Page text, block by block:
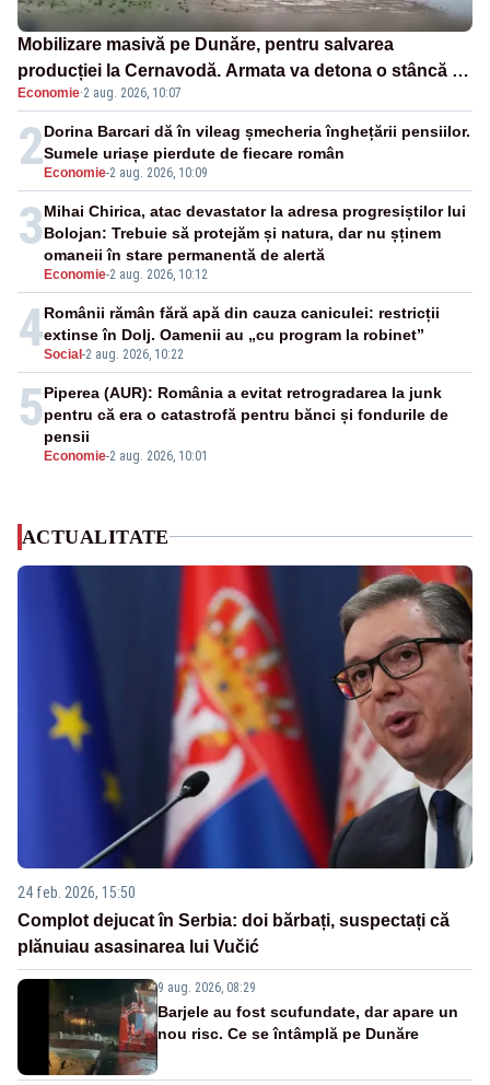
Mobilizare masivă pe Dunăre, pentru salvarea
producției la Cernavodă. Armata va detona o stâncă și
va devia apa fluviului - IMAGINI AERIENE
Economie·2 aug. 2026, 10:07
2 Economie-2 aug. 2026, 10:09
Dorina Barcari dă în vileag șmecheria înghețării pensiilor.
Sumele uriașe pierdute de fiecare român
3
Economie-2 aug. 2026, 10:12
Mihai Chirica, atac devastator la adresa progresiștilor lui
Bolojan: Trebuie să protejăm și natura, dar nu șținem
omaneii în stare permanentă de alertă
4Social -2 aug. 2026, 10:22
Românii rămân fără apă din cauza caniculei: restricții
extinse în Dolj. Oamenii au „cu program la robinet”
5
Economie-2 aug. 2026, 10:01
Piperea (AUR): România a evitat retrogradarea la junk
pentru că era o catastrofă pentru bănci și fondurile de
pensii
ACTUALITATE
24 feb. 2026, 15:50
Complot dejucat în Serbia: doi bărbați, suspectați că
plănuiau asasinarea lui Vučić
9 aug. 2026, 08:29
Barjele au fost scufundate, dar apare un
nou risc. Ce se întâmplă pe Dunăre